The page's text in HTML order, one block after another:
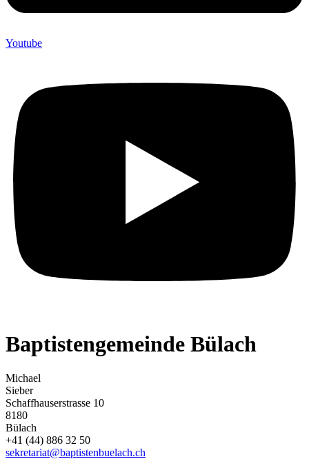
Youtube
Baptistengemeinde Bülach
Michael
Sieber
Schaffhauserstrasse 10
8180
Bülach
+41 (44) 886 32 50
sekretariat@baptistenbuelach.ch